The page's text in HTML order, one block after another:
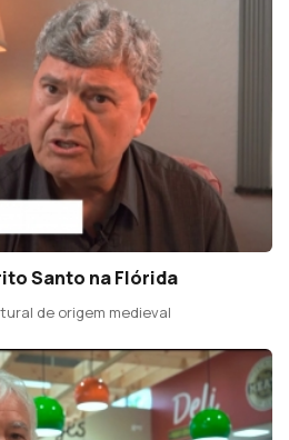
Santo na Flórida
de origem medieval